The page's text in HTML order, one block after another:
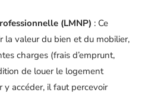
(LMNP) : Ce
la valeur du bien et du mobilier,
charges (frais d’emprunt,
de louer le logement
accéder, il faut percevoir